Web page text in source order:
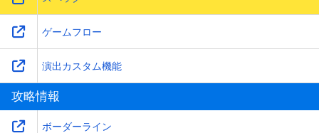
ゲームフロー
演出カスタム機能
攻略情報
ボーダーライン